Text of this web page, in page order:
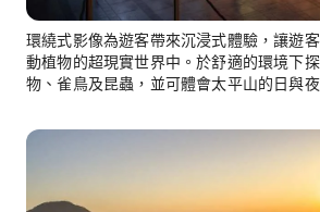
環繞式影像為遊客帶來沉浸式體驗，讓遊
動植物的超現實世界中。於舒適的環境下
物、雀鳥及昆蟲，並可體會太平山的日與夜